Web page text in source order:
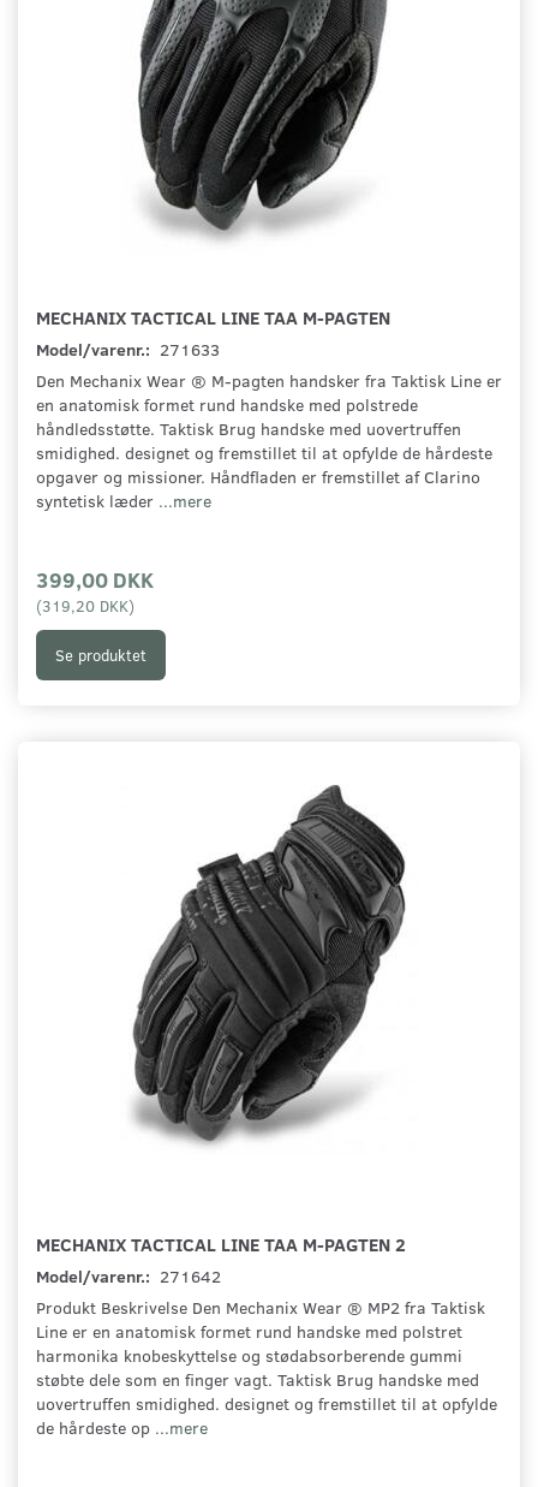
MECHANIX TACTICAL LINE TAA M-PAGTEN
Model/varenr.: 271633
Den Mechanix Wear ® M-pagten handsker fra Taktisk Line er
en anatomisk formet rund handske med polstrede
håndledsstøtte. Taktisk Brug handske med uovertruffen
smidighed. designet og fremstillet til at opfylde de hårdeste
opgaver og missioner. Håndfladen er fremstillet af Clarino
syntetisk læder ...mere
399,00 DKK
(319,20 DKK)
Se produktet
MECHANIX TACTICAL LINE TAA M-PAGTEN 2
Model/varenr.: 271642
Produkt Beskrivelse Den Mechanix Wear ® MP2 fra Taktisk
Line er en anatomisk formet rund handske med polstret
harmonika knobeskyttelse og stødabsorberende gummi
støbte dele som en finger vagt. Taktisk Brug handske med
uovertruffen smidighed. designet og fremstillet til at opfylde
de hårdeste op ...mere